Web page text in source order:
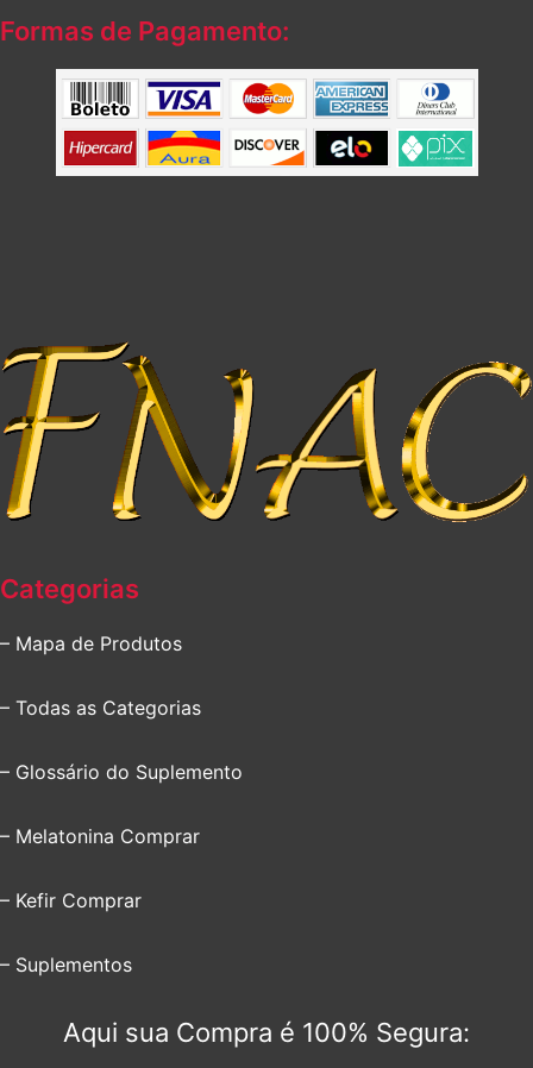
Formas de Pagamento:
Categorias
– Mapa de Produtos
– Todas as Categorias
– Glossário do Suplemento
– Melatonina Comprar
– Kefir Comprar
– Suplementos
Aqui sua Compra é 100% Segura: